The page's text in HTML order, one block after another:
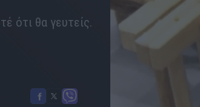
ότι θα γευτείς.